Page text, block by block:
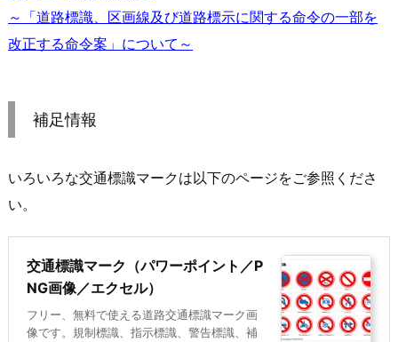
～「道路標識、区画線及び道路標示に関する命令の一部を
改正する命令案」について～
補足情報
いろいろな交通標識マークは以下のページをご参照くださ
い。
交通標識マーク（パワーポイント／P
NG画像／エクセル）
フリー、無料で使える道路交通標識マーク画
像です。規制標識、指示標識、警告標識、補